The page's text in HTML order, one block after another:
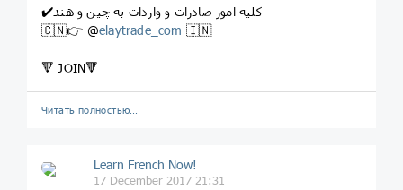
✔️کلیه امور صادرات و واردات به چین و هند
🇨🇳👉 @elaytrade_com 🇮🇳
🔻 JOIN🔻
Читать полностью…
Learn French Now!
17 December 2017 21:31